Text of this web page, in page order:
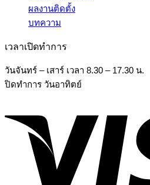
ผลงานติดตั้ง
บทความ
เวลาเปิดทำการ
วันจันทร์ – เสาร์ เวลา 8.30 – 17.30 น.
ปิดทำการ วันอาทิตย์